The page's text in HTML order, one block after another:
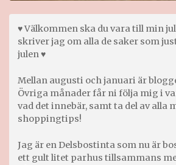
♥ Välkommen ska du vara till min
skriver jag om alla de saker som
julen ♥
Mellan augusti och januari är
Övriga månader får ni följa mig i
vad det innebär, samt ta del av alla
shoppingtips!
Jag är en Delsbostinta som nu är
ett gult litet parhus tillsammans